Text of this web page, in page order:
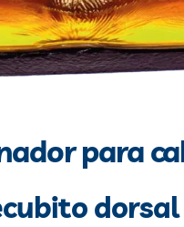
para
dorsal